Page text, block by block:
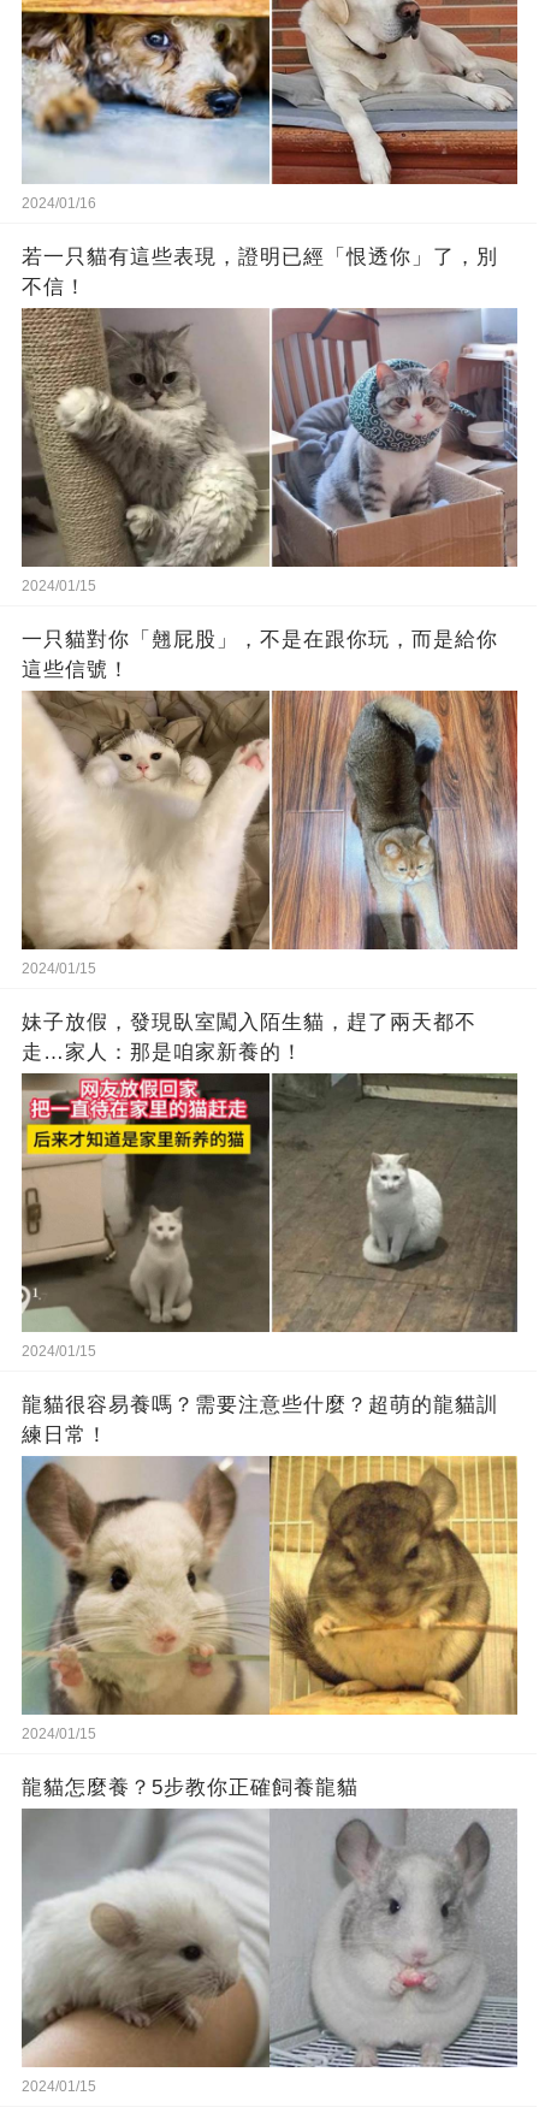
2024/01/16
若一只貓有這些表現，證明已經「恨透你」了，別
不信！
2024/01/15
一只貓對你「翹屁股」，不是在跟你玩，而是給你
這些信號！
2024/01/15
妹子放假，發現臥室闖入陌生貓，趕了兩天都不
走…家人：那是咱家新養的！
2024/01/15
龍貓很容易養嗎？需要注意些什麼？超萌的龍貓訓
練日常！
2024/01/15
龍貓怎麼養？5步教你正確飼養龍貓
2024/01/15